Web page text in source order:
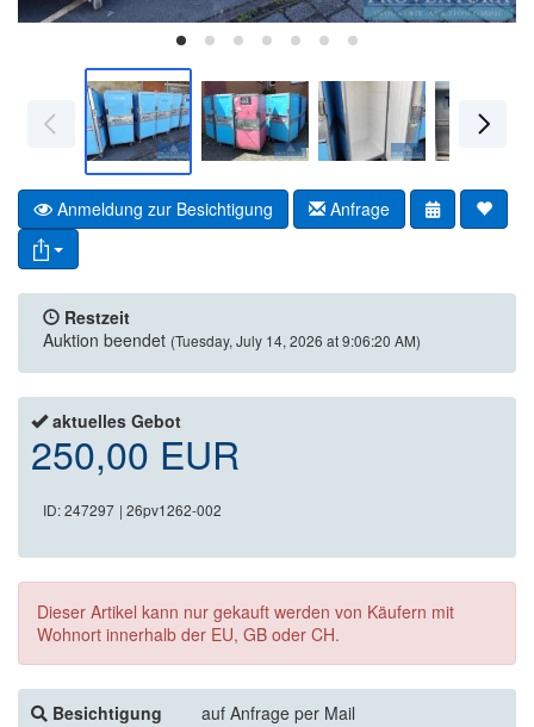
Anmeldung zur Besichtigung Anfrage
Restzeit
Auktion beendet (Tuesday, July 14, 2026 at 9:06:20 AM)
aktuelles Gebot
250,00 EUR
ID: 247297 | 26pv1262-002
Dieser Artikel kann nur gekauft werden von Käufern mit
Wohnort innerhalb der EU, GB oder CH.
Besichtigung
auf Anfrage per Mail